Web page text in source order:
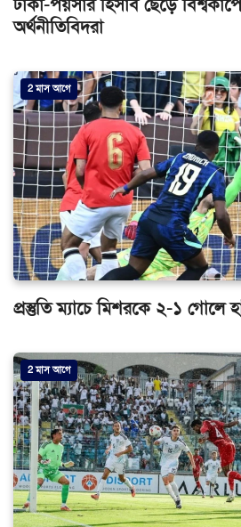
টাকা-পয়সার হিসাব ছেড়ে
অর্থনীতিবিদরা
2 মাস আগে
প্রস্তুতি ম্যাচে মিশরকে ২-১ গোলে
2 মাস আগে